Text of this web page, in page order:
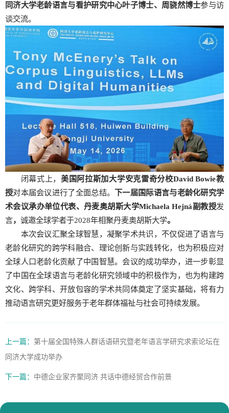
同济大学老龄语言与看护研究中心叶子博士、周骁然博士参与访
谈交流。
闭幕式上，美国阿拉斯加大学安克雷奇分校David Bowie教
授对本届会议进行了全面总结。下一届国际语言与老龄化研究学
术会议承办单位代表、丹麦奥胡斯大学Michaela Hejná副教授发
言， 诚邀全球学者于2028年相聚丹麦奥胡斯大学。
本次会议汇聚全球智慧，凝聚学术共识，不仅促进了语言与
老龄化研究的跨学科融合、理论创新与实践转化，也为积极应对
全球人口老龄化贡献了中国智慧。会议的成功举办，进一步彰显
了中国在全球语言与老龄化研究领域中的积极作为，也为构建跨
文化、跨学科、开放包容的学术共同体奠定了坚实基础，将有力
推动语言研究更好服务于老年群体福祉与社会可持续发展。
上一篇： 第十届全国特殊人群话语研究暨老年语言学研究求索论坛在
同济大学成功举办
下一篇： 中德企业家齐聚同济 共话中德经贸合作前景